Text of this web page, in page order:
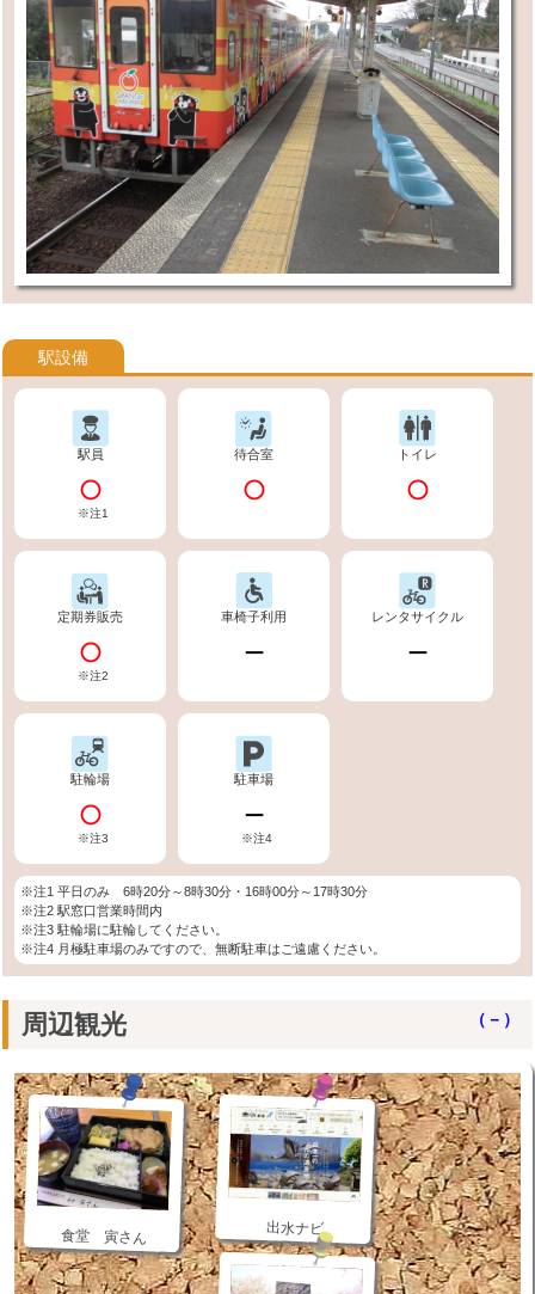
駅設備
駅員
※注1
待合室 トイレ
定期券販売
※注2
車椅子利用 レンタサイクル
駐輪場
※注3
駐車場
※注4
※注1 平日のみ 6時20分～8時30分・16時00分～17時30分
※注2 駅窓口営業時間内
※注3 駐輪場に駐輪してください。
※注4 月極駐車場のみですので、無断駐車はご遠慮ください。
周辺観光 （－）
食堂 寅さん 出水ナビ